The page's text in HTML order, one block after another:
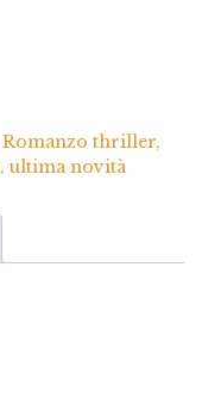
Romanzo thriller,
, ultima novità